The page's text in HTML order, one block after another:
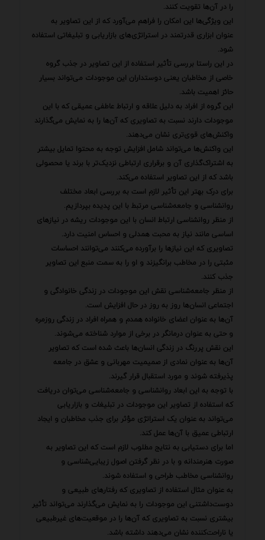
را در آن‌ها تقویت کنند.
این ویژگی‌ها این امکان را فراهم می‌آورد که از این تصاویر به
عنوان ابزاری قدرتمند در استراتژی‌های بازاریابی و تبلیغاتی استفاده
شود.
در این راستا بررسی تأثیر استفاده از این تصاویر در جذب گروه
خاصی از مخاطبان یعنی دوستداران این موجودات می‌تواند بسیار
حائز اهمیت باشد.
این گروه از افراد به دلیل علاقه و ارتباط عاطفی عمیقی که با این
موجودات دارند نسبت به تصاویری که آن‌ها را به نمایش می‌گذارند
واکنش‌های قوی‌تری نشان می‌دهند.
این واکنش‌ها می‌تواند شامل افزایش توجه به محتوا تمایل بیشتر
به اشتراک‌گذاری آن و برقراری ارتباطی نزدیک‌تر با برند یا محصولی
باشد که از این تصاویر استفاده می‌کند.
برای درک بهتر این تأثیر لازم است به بررسی ابعاد مختلف
روانشناسی و جامعه‌شناسی مرتبط با این پدیده بپردازیم.
از منظر روانشناسی ارتباط انسان با این موجودات ریشه در نیازهای
اساسی مانند نیاز به محبت همدلی و احساس امنیت دارد.
تصاویری که این نیازها را برآورده می‌کنند می‌توانند احساسات
مثبتی را در مخاطب برانگیزند و او را به سمت منبع این تصاویر
جذب کنند.
از منظر جامعه‌شناسی نقش این موجودات در زندگی خانوادگی و
اجتماعی انسان‌ها روز به روز در حال افزایش است.
آن‌ها به عنوان اعضای خانواده همدم و همراه افراد در زندگی روزمره
و حتی به عنوان درمانگر در برخی از موارد شناخته می‌شوند.
این نقش پررنگ در زندگی انسان‌ها باعث شده است که تصاویر
آن‌ها به عنوان نمادی از صمیمیت مهربانی و عشق در جامعه
پذیرفته شوند و مورد استقبال قرار گیرند.
با توجه به این ابعاد روانشناسی و جامعه‌شناسی می‌توان دریافت
که استفاده از تصاویر این موجودات در تبلیغات و بازاریابی
می‌تواند به عنوان یک استراتژی مؤثر برای جذب مخاطبان و ایجاد
ارتباطی عمیق با آن‌ها عمل کند.
اما برای دستیابی به نتایج مطلوب لازم است که این تصاویر به
صورت هنرمندانه و با در نظر گرفتن اصول زیبایی‌شناسی و
روانشناسی مخاطب طراحی و استفاده شوند.
به عنوان مثال استفاده از تصاویری که رفتارهای طبیعی و
دوست‌داشتنی این موجودات را به نمایش می‌گذارند می‌تواند تأثیر
بیشتری نسبت به تصاویری که آن‌ها را در موقعیت‌های غیرطبیعی
یا ناراحت‌کننده نشان می‌دهند داشته باشد.